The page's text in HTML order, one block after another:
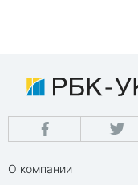
О компании